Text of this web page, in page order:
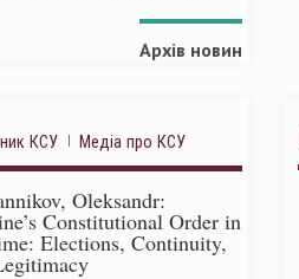
Архів новин
КСУ Медіа про КСУ
Oleksandr:
Constitutional Order in
Elections, Continuity,